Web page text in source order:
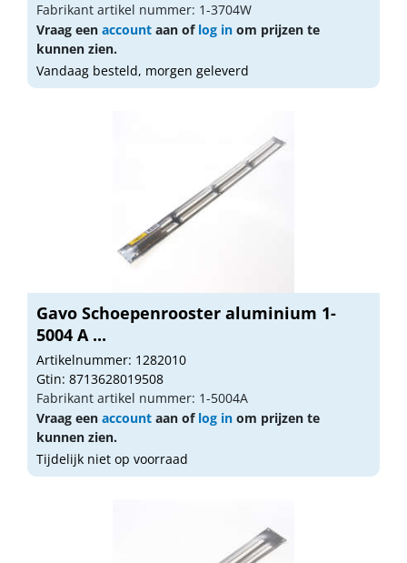
Fabrikant artikel nummer: 1-3704W
Vraag een account aan of log in om prijzen te
kunnen zien.
Vandaag besteld, morgen geleverd
Gavo Schoepenrooster aluminium 1-
5004 A ...
Artikelnummer: 1282010
Gtin: 8713628019508
Fabrikant artikel nummer: 1-5004A
Vraag een account aan of log in om prijzen te
kunnen zien.
Tijdelijk niet op voorraad